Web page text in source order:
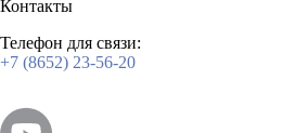
Контакты
Телефон для связи:
+7 (8652) 23-56-20